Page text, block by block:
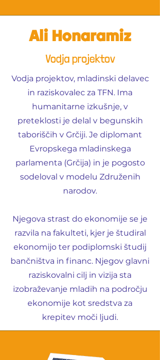
Ali Honaramiz
Vodja projektov
Vodja projektov, mladinski delavec
in raziskovalec za TFN. Ima
humanitarne izkušnje, v
preteklosti je delal v begunskih
taboriščih v Grčiji. Je diplomant
Evropskega mladinskega
parlamenta (Grčija) in je pogosto
sodeloval v modelu Združenih
narodov.
Njegova strast do ekonomije se je
razvila na fakulteti, kjer je študiral
ekonomijo ter podiplomski študij
bančništva in financ. Njegov glavni
raziskovalni cilj in vizija sta
izobraževanje mladih na področju
ekonomije kot sredstva za
krepitev moči ljudi.